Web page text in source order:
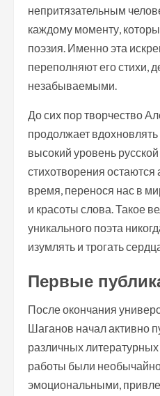
непритязательным
каждому моменту,
поэзия. Именно эта
переполняют его стихи,
незабываемыми.
До сих пор творчество
продолжает
высокий уровень
стихотворения
время, перенося нас в
и красоты слова. Такое
уникального поэта
изумлять и трогать
Первые
После окончания
Шаганов начал активно
различных
работы были
эмоциональными,